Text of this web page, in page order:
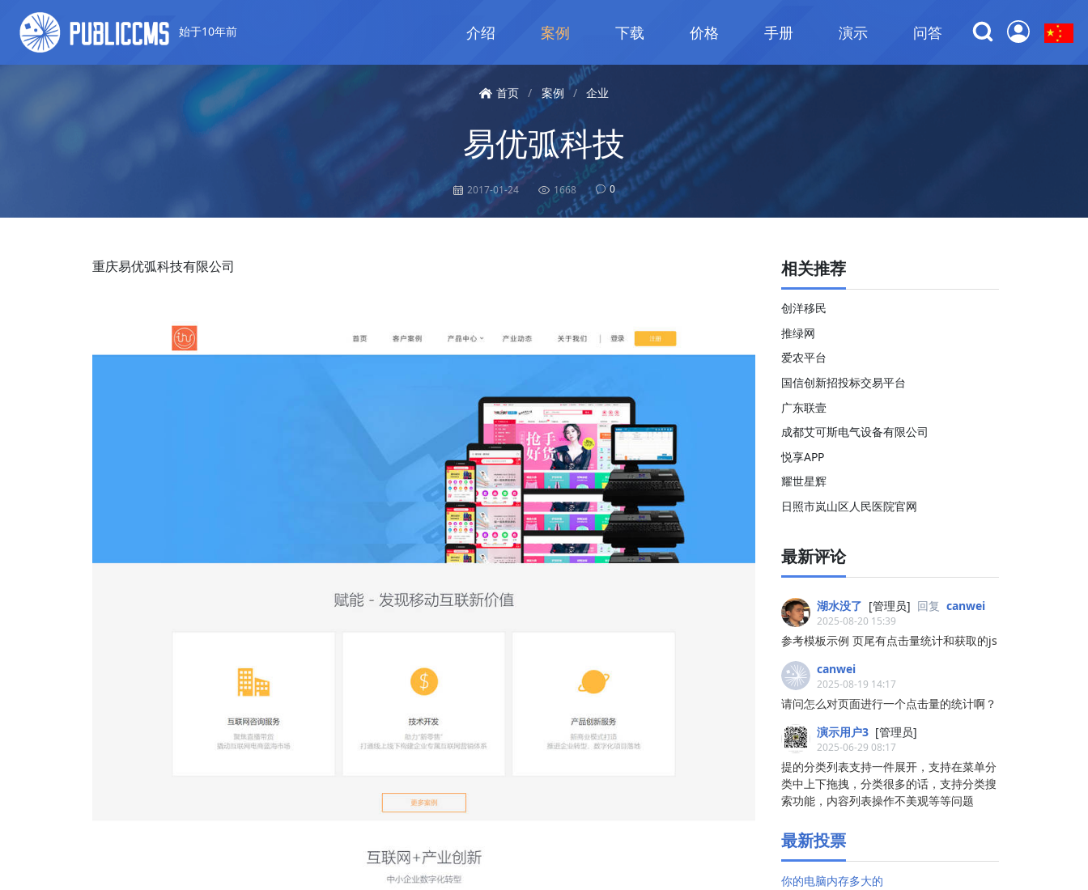
始于10年前 介绍 案例 下载 价格 手册 演示 问答
首页 / 案例 / 企业
易优弧科技
2017-01-24 1668 0
重庆易优弧科技有限公司 相关推荐
创洋移民
推绿网
爱农平台
国信创新招投标交易平台
广东联壹
成都艾可斯电气设备有限公司
悦享APP
耀世星辉
日照市岚山区人民医院官网
最新评论
湖水没了 [管理员] 回复 canwei
2025-08-20 15:39
参考模板示例 页尾有点击量统计和获取的js
canwei
2025-08-19 14:17
请问怎么对页面进行一个点击量的统计啊？
演示用户3 [管理员]
2025-06-29 08:17
提的分类列表支持一件展开，支持在菜单分
类中上下拖拽，分类很多的话，支持分类搜
索功能，内容列表操作不美观等等问题
最新投票
你的电脑内存多大的